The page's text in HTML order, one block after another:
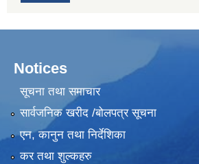
Notices
सूचना तथा समाचार
सार्वजनिक खरीद /बोलपत्र सूचना
एन, कानुन तथा निर्देशिका
कर तथा शुल्कहरु